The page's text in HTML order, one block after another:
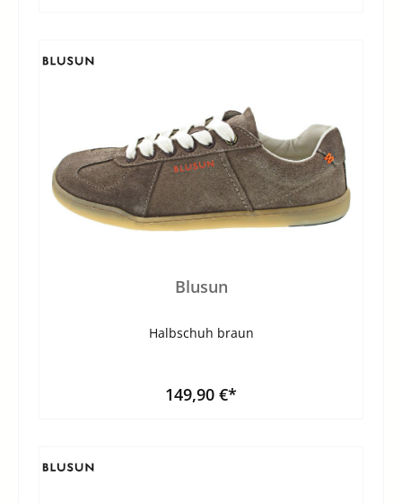
Blusun
Halbschuh braun
149,90 €*